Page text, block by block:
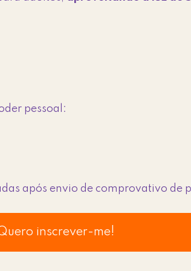
pessoal:
após envio de comprovativo de
inscrever-me!